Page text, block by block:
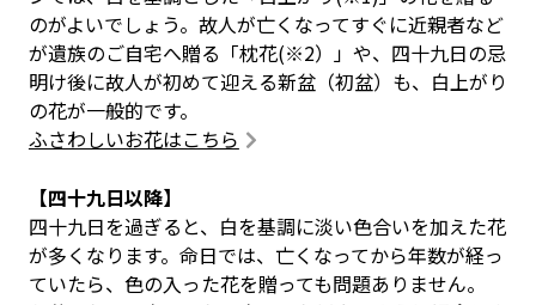
のがよいでしょう。故人が亡くなってすぐに近親者など
が遺族のご自宅へ贈る「枕花(※2）」や、四十九日の忌
明け後に故人が初めて迎える新盆（初盆）も、白上がり
の花が一般的です。
ふさわしいお花はこちら
【四十九日以降】
四十九日を過ぎると、白を基調に淡い色合いを加えた花
が多くなります。命日では、亡くなってから年数が経っ
ていたら、色の入った花を贈っても問題ありません。